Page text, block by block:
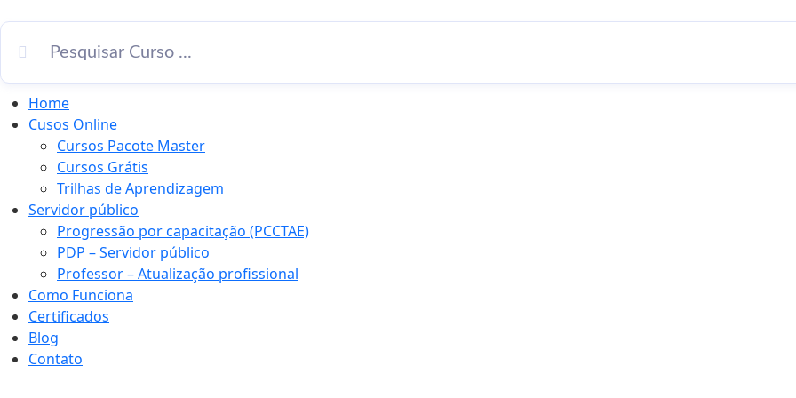
Home
Cusos Online
Cursos Pacote Master
Cursos Grátis
Trilhas de Aprendizagem
Servidor público
Progressão por capacitação (PCCTAE)
PDP – Servidor público
Professor – Atualização profissional
Como Funciona
Certificados
Blog
Contato